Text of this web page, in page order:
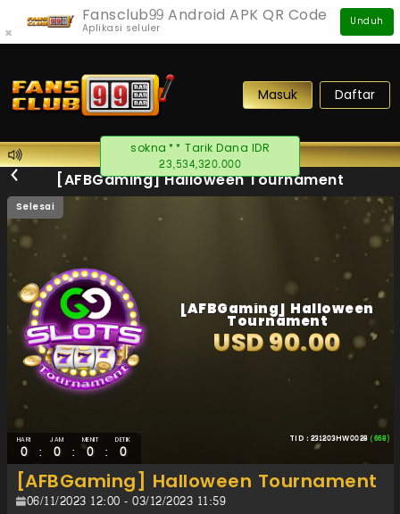
×
Fansclub99 Android APK QR Code
Aplikasi seluler Unduh
Masuk Daftar
[AFBGaming] Halloween Tournament
Selesai
HARI
0 :
JAM
0 :
MENIT
0 :
DETIK
0
TID : 231203HW0028 (668)
[AFBGaming] Halloween
Tournament
USD 90.00
[AFBGaming] Halloween Tournament
06/11/2023 12:00 - 03/12/2023 11:59